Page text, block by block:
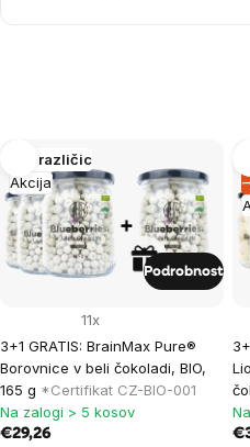
List
of
products
Akcija
Več različic
3+1 GRATIS: BrainMax Pure®
Borovnice v beli čokoladi, BIO,
165 g *Certifikat CZ-BIO-001
11x
Na zalogi > 5 kosov
€29,26
Podrobnost